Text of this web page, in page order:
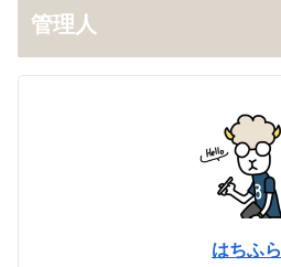
管理人
はちふら